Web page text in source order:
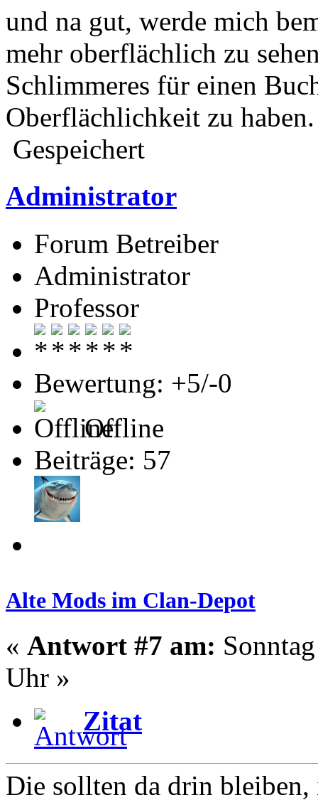
und na gut, werde mich
mehr oberflächlich zu
Schlimmeres für einen
Oberflächlichkeit zu haben.
Gespeichert
Administrator
Forum Betreiber
Administrator
Professor
Bewertung: +5/-0
Offline
Beiträge: 57
Alte Mods im Clan-Depot
« Antwort #7 am:
Uhr »
Zitat
Die sollten da drin